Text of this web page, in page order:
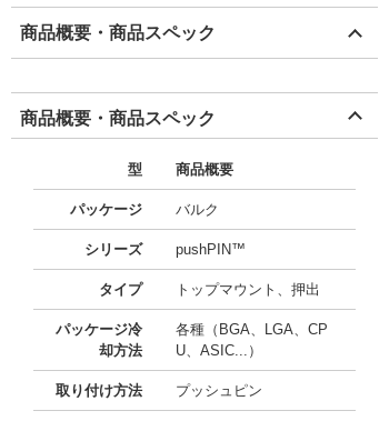
商品概要・商品スペック
商品概要・商品スペック
型 商品概要
パッケージ バルク
シリーズ pushPIN™
タイプ トップマウント、押出
パッケージ冷
却方法
各種（BGA、LGA、CP
U、ASIC...）
取り付け方法 プッシュピン